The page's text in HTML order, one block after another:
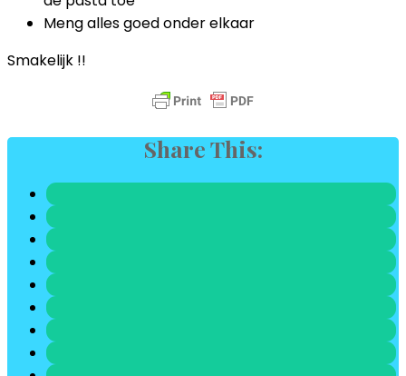
Meng alles goed onder elkaar
Smakelijk !!
Share This: